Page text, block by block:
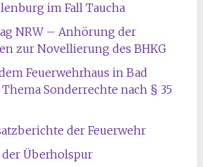
im Fall Taucha
NRW – Anhörung der
zur Novellierung des BHKG
Feuerwehrhaus in Bad
Sonderrechte nach § 35
der Feuerwehr
Überholspur